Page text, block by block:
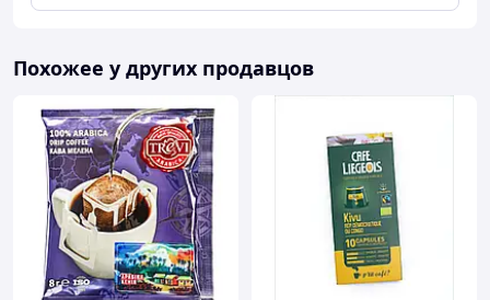
Похожее у других продавцов